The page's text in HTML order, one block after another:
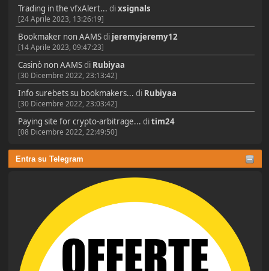
Trading in the vfxAlert... dixsignals
[24 Aprile 2023, 13:26:19]
Bookmaker non AAMSdi jeremyjeremy12
[14 Aprile 2023, 09:47:23]
Casinò non AAMSdi Rubiyaa
[30 Dicembre 2022, 23:13:42]
Info surebets su bookmakers... di Rubiyaa
[30 Dicembre 2022, 23:03:42]
Paying site for crypto-arbitrage... ditim24
[08 Dicembre 2022, 22:49:50]
Entra su Telegram